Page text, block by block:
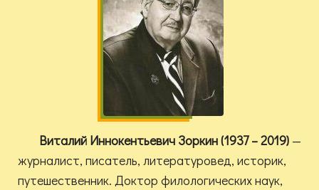
Виталий Иннокентьевич Зоркин (1937 – 2019) —
журналист, писатель, литературовед, историк,
путешественник. Доктор филологических наук,